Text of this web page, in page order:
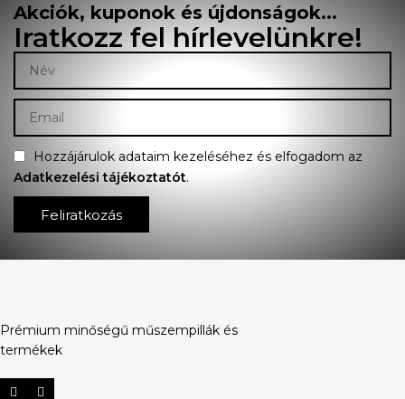
Akciók, kuponok és újdonságok...
Iratkozz fel hírlevelünkre!
Hozzájárulok adataim kezeléséhez és elfogadom az
Adatkezelési tájékoztatót.
Feliratkozás
Prémium minőségű műszempillák és
termékek